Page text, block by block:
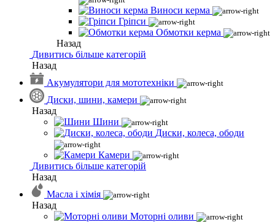
Виноси керма
Гріпси
Обмотки керма
Назад
Дивитись більше категорій
Назад
Акумулятори для мототехніки
Диски, шини, камери
Назад
Шини
Диски, колеса, ободи
Камери
Дивитись більше категорій
Назад
Масла і хімія
Назад
Моторні оливи